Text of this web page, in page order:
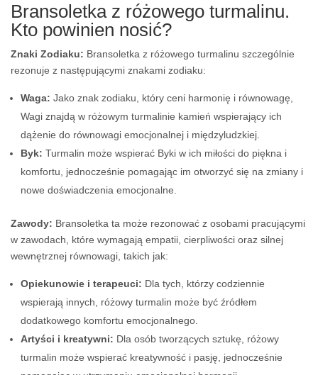
Bransoletka z różowego turmalinu.
Kto powinien nosić?
Znaki Zodiaku: Bransoletka z różowego turmalinu szczególnie
rezonuje z następującymi znakami zodiaku:
Waga: Jako znak zodiaku, który ceni harmonię i równowagę,
Wagi znajdą w różowym turmalinie kamień wspierający ich
dążenie do równowagi emocjonalnej i międzyludzkiej.
Byk: Turmalin może wspierać Byki w ich miłości do piękna i
komfortu, jednocześnie pomagając im otworzyć się na zmiany i
nowe doświadczenia emocjonalne.
Zawody: Bransoletka ta może rezonować z osobami pracującymi
w zawodach, które wymagają empatii, cierpliwości oraz silnej
wewnętrznej równowagi, takich jak:
Opiekunowie i terapeuci: Dla tych, którzy codziennie
wspierają innych, różowy turmalin może być źródłem
dodatkowego komfortu emocjonalnego.
Artyści i kreatywni: Dla osób tworzących sztukę, różowy
turmalin może wspierać kreatywność i pasję, jednocześnie